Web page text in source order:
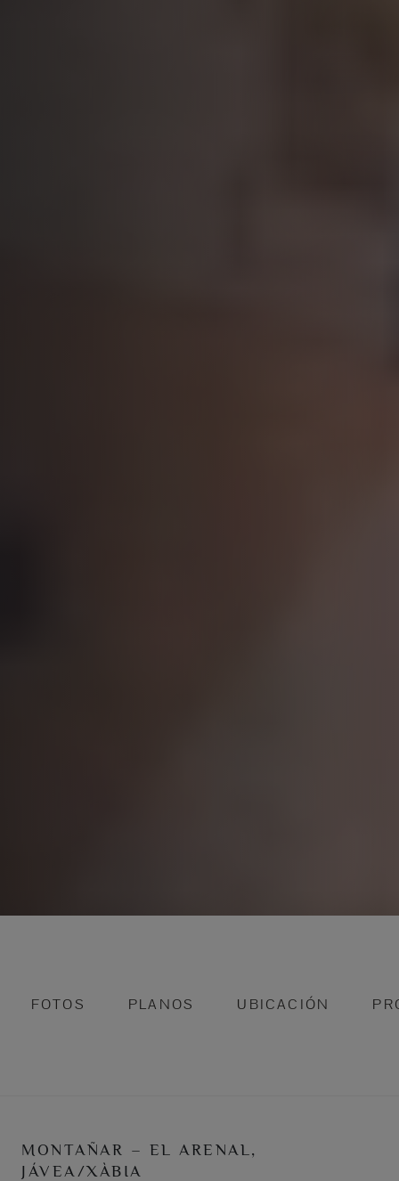
FOTOS PLANOS UBICACIÓN
MONTAÑAR – EL ARENAL,
JÁVEA/XÀBIA